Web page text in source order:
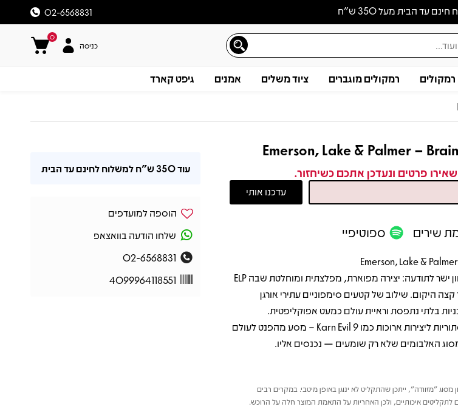
עד הבית מעל 350 ש״ח 02-6568831
0
כניסה
רמקולים רמקולים מוגברים ציוד משלים אמנים גיפט קארד
Emerson, Lake & Palmer –
פרטים ונעדכן אתכם כשיחזור.
שירים ספוטיפיי
Emerson, Lake &
אלבום-על של פרוג שמכוון ישר לתודעה: יצירה מפוארת, מפלצתית ומוחלטת שבה ELP
היקום. שילוב של קטעים סימפוניים עתירי אורגן
בלתי נתפסת וראיית עולם כמעט אפוקליפטית.
האלבום נע בין בלדות מסתוריות ליצירות ארוכות כמו Karn Evil 9 – מסע מהפנט לעולם
האלבומים שלא רק שומעים — נכנסים אליו.
"מזוודה", ייתכן שהתקליט לא ינוגן באופן מיטבי. במקרים רבים
לתקליטים איכותיים, ולכן האחריות על התאמת המוצר חלה על הרוכש.
עוד350 ש"ח למשלוח לחינם עד הבית
הוספה למועדפים
שלחו הודעה בוואצאפ
02-6568831
4099964118551